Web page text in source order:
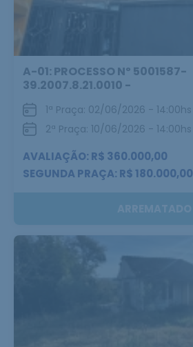
A-01: PROCESSO Nº 5001587-
39.2007.8.21.0010 -
1ª Praça: 02/06/2026 - 14:00hs
2ª Praça: 10/06/2026 - 14:00hs
AVALIAÇÃO: R$ 360.000,00
SEGUNDA PRAÇA: R$ 180.000,00